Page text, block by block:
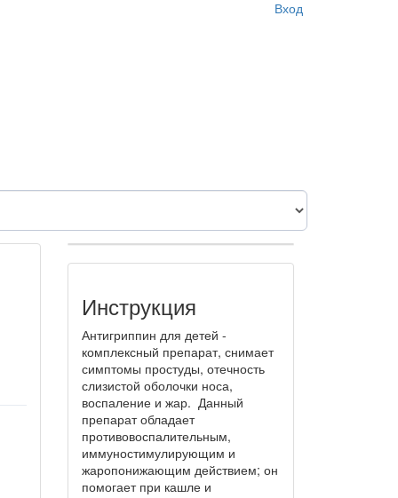
Вход
Инструкция
Антигриппин для детей -
комплексный препарат, снимает
симптомы простуды, отечность
слизистой оболочки носа,
воспаление и жар. Данный
препарат обладает
противовоспалительным,
иммуностимулирующим и
жаропонижающим действием; он
помогает при кашле и